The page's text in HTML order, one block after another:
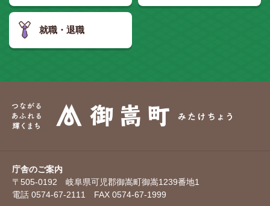
就職・退職
庁舎のご案内
〒505-0192 岐阜県可児郡御嵩町御嵩1239番地1
電話 0574-67-2111 FAX 0574-67-1999